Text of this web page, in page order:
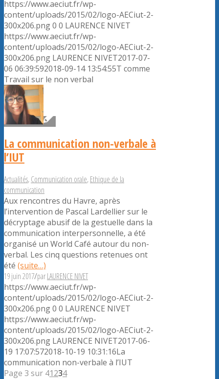
https://www.aeciut.fr/wp-
content/uploads/2015/02/logo-AECiut-2-
300x206.png0 0 LAURENCE NIVET
https://www.aeciut.fr/wp-
content/uploads/2015/02/logo-AECiut-2-
300x206.png LAURENCE NIVET2017-07-
06 06:39:592018-09-14 13:54:55T comme
Travail sur le non verbal
La communication non-verbale à
l’IUT
Actualités,Communication orale,Ethique de la
communication
Aux rencontres du Havre, après
l’intervention de Pascal Lardellier sur le
décryptage abusif de la gestuelle dans la
communication interpersonnelle, a été
organisé un World Café autour du non-
verbal. Les cinq questions retenues ont
été (suite…)
19 juin 2017/parLAURENCE NIVET
https://www.aeciut.fr/wp-
content/uploads/2015/02/logo-AECiut-2-
300x206.png0 0 LAURENCE NIVET
https://www.aeciut.fr/wp-
content/uploads/2015/02/logo-AECiut-2-
300x206.png LAURENCE NIVET2017-06-
19 17:07:572018-10-19 10:31:16La
communication non-verbale à l’IUT
Page 3 sur 41234